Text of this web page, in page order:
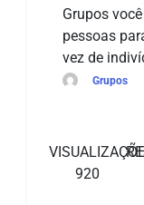
Grupos
pessoas
vez de
Grupos
920